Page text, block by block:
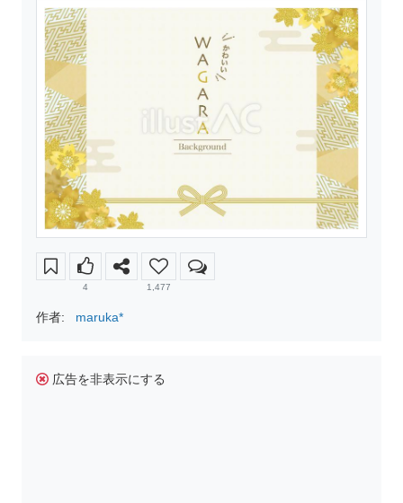
4 1,477
作者: maruka*
広告を非表示にする